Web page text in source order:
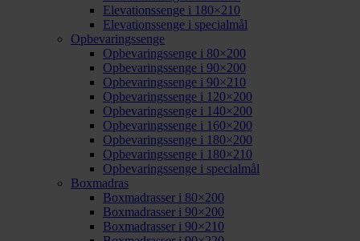
Elevationssenge i 180×210
Elevationssenge i specialmål
Opbevaringssenge
Opbevaringssenge i 80×200
Opbevaringssenge i 90×200
Opbevaringssenge i 90×210
Opbevaringssenge i 120×200
Opbevaringssenge i 140×200
Opbevaringssenge i 160×200
Opbevaringssenge i 180×200
Opbevaringssenge i 180×210
Opbevaringssenge i specialmål
Boxmadras
Boxmadrasser i 80×200
Boxmadrasser i 90×200
Boxmadrasser i 90×210